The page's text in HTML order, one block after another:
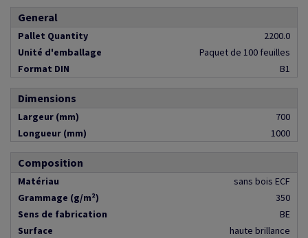
General
Pallet Quantity
2200.0
Unité d'emballage
Paquet de 100 feuilles
Format DIN
B1
Dimensions
Largeur (mm)
700
Longueur (mm)
1000
Composition
Matériau
sans bois ECF
Grammage (g/m²)
350
Sens de fabrication
BE
Surface
haute brillance